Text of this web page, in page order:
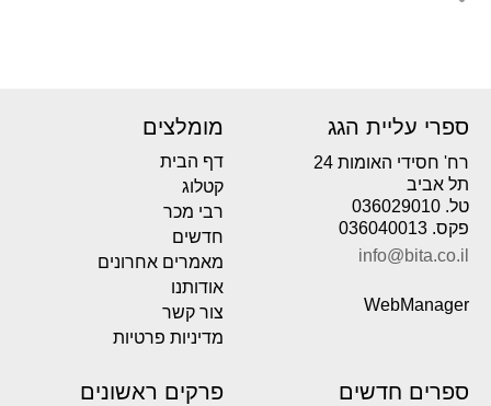
ספרי עליית הגג
רח' חסידי האומות 24
תל אביב
טל. 036029010
פקס. 036040013
info@bita.co.il
WebManager
מומלצים
דף הבית
קטלוג
רבי מכר
חדשים
מאמרים אחרונים
אודותנו
צור קשר
מדיניות פרטיות
ספרים חדשים פרקים ראשונים